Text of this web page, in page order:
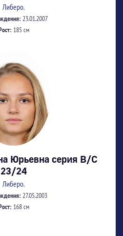
Либеро.
23.01.2007
185 см
Юрьевна серия В/С
23/24
Либеро.
27.05.2003
168 см